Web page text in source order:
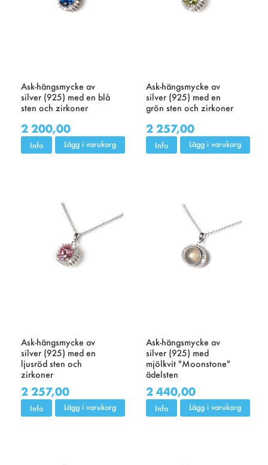
Ask-hängsmycke av
silver (925) med en blå
sten och zirkoner
2 200,00
Info Lägg i varukorg
Ask-hängsmycke av
silver (925) med en
grön sten och zirkoner
2 257,00
Info Lägg i varukorg
Ask-hängsmycke av
silver (925) med en
ljusröd sten och
zirkoner
2 257,00
Info Lägg i varukorg
Ask-hängsmycke av
silver (925) med
mjölkvit "Moonstone"
ädelsten
2 440,00
Info Lägg i varukorg